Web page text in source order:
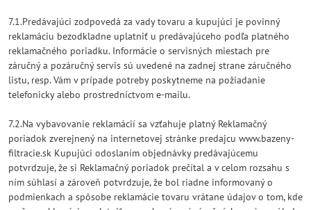
7.1.Predávajúci zodpovedá za vady tovaru a kupujúci je povinný
reklamáciu bezodkladne uplatniť u predávajúceho podľa platného
reklamačného poriadku. Informácie o servisných miestach pre
záručný a pozáručný servis sú uvedené na zadnej strane záručného
listu, resp. Vám v prípade potreby poskytneme na požiadanie
telefonicky alebo prostredníctvom e-mailu.
7.2.Na vybavovanie reklamácií sa vzťahuje platný Reklamačný
poriadok zverejnený na internetovej stránke predajcu www.bazeny-
filtracie.sk Kupujúci odoslaním objednávky predávajúcemu
potvrdzuje, že si Reklamačný poriadok prečítal a v celom rozsahu s
ním súhlasí a zároveň potvrdzuje, že bol riadne informovaný o
podmienkach a spôsobe reklamácie tovaru vrátane údajov o tom, kde